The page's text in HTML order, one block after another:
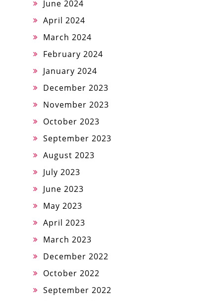
June 2024
April 2024
March 2024
February 2024
January 2024
December 2023
November 2023
October 2023
September 2023
August 2023
July 2023
June 2023
May 2023
April 2023
March 2023
December 2022
October 2022
September 2022